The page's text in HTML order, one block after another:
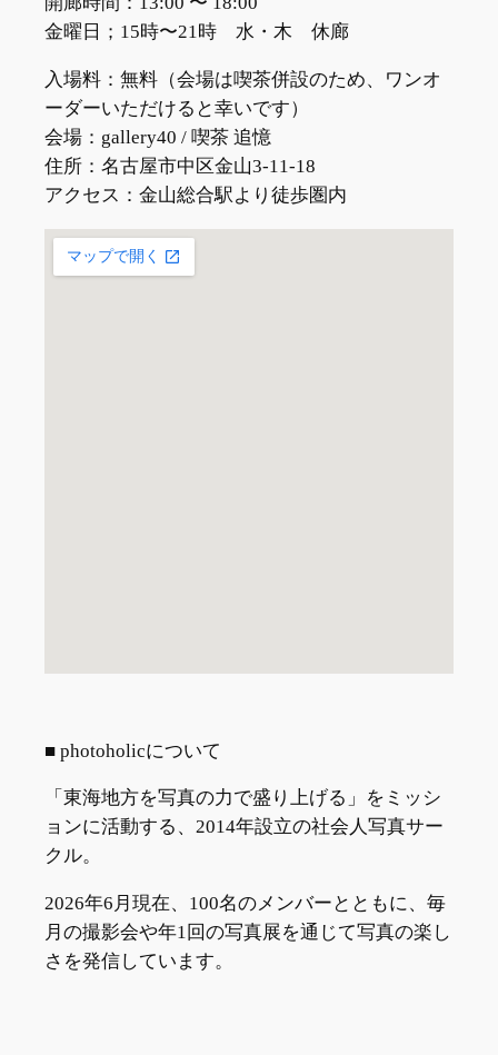
金曜日；15時〜21時 水・木 休廊
入場料：無料（会場は喫茶併設のため、ワンオ
ーダーいただけると幸いです）
会場：gallery40 / 喫茶 追憶
住所：名古屋市中区金山3-11-18
アクセス：金山総合駅より徒歩圏内
■ photoholicについて
「東海地方を写真の力で盛り上げる」をミッシ
ョンに活動する、2014年設立の社会人写真サー
クル。
2026年6月現在、100名のメンバーとともに、毎
月の撮影会や年1回の写真展を通じて写真の楽し
さを発信しています。